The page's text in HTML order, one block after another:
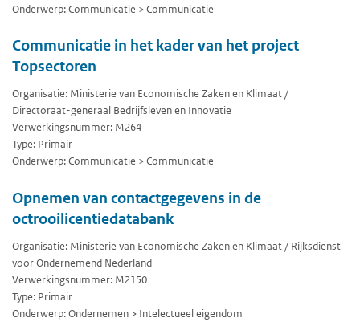
Onderwerp: Communicatie > Communicatie
Communicatie in het kader van het project
Topsectoren
Organisatie: Ministerie van Economische Zaken en Klimaat /
Directoraat-generaal Bedrijfsleven en Innovatie
Verwerkingsnummer: M264
Type: Primair
Onderwerp: Communicatie > Communicatie
Opnemen van contactgegevens in de
octrooilicentiedatabank
Organisatie: Ministerie van Economische Zaken en Klimaat / Rijksdienst
voor Ondernemend Nederland
Verwerkingsnummer: M2150
Type: Primair
Onderwerp: Ondernemen > Intelectueel eigendom